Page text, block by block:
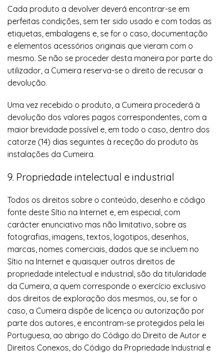
Cada produto a devolver deverá encontrar-se em
perfeitas condições, sem ter sido usado e com todas as
etiquetas, embalagens e, se for o caso, documentação
e elementos acessórios originais que vieram com o
mesmo. Se não se proceder desta maneira por parte do
utilizador, a Cumeira reserva-se o direito de recusar a
devolução.
Uma vez recebido o produto, a Cumeira procederá à
devolução dos valores pagos correspondentes, com a
maior brevidade possível e, em todo o caso, dentro dos
catorze (14) dias seguintes à receção do produto às
instalações da Cumeira.
9. Propriedade intelectual e industrial
Todos os direitos sobre o conteúdo, desenho e código
fonte deste Sítio na Internet e, em especial, com
carácter enunciativo mas não limitativo, sobre as
fotografias, imagens, textos, logotipos, desenhos,
marcas, nomes comerciais, dados que se incluem no
Sítio na Internet e quaisquer outros direitos de
propriedade intelectual e industrial, são da titularidade
da Cumeira, a quem corresponde o exercício exclusivo
dos direitos de exploração dos mesmos, ou, se for o
caso, a Cumeira dispõe de licença ou autorização por
parte dos autores, e encontram-se protegidos pela lei
Portuguesa, ao abrigo do Código do Direito de Autor e
Direitos Conexos, do Código da Propriedade Industrial e